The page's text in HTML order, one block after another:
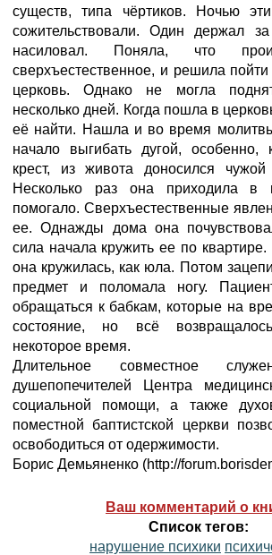
существ, типа чёртиков. Ночью
сожительствовали. Один держал
насиловал. Поняла, что
сверхъестественное, и решила
церковь. Однако не могла
несколько дней. Когда пошла в
её найти. Нашла и во время
начало выгибать дугой, особенно,
крест, из живота доносился
Несколько раз она приходила в
помогало. Сверхъестественные
ее. Однажды дома она
сила начала кружить ее по квартире.
она кружилась, как юла. Потом
предмет и поломала ногу.
обращаться к бабкам, которые на
состояние, но всё
некоторое время.
Длительное совместное
душепопечителей Центра
социальной помощи, а также
поместной баптистской церкви
освободиться от одержимости.
Борис Демьяненко (http://
Ваш комментарий о
Список тегов:
нарушение психики